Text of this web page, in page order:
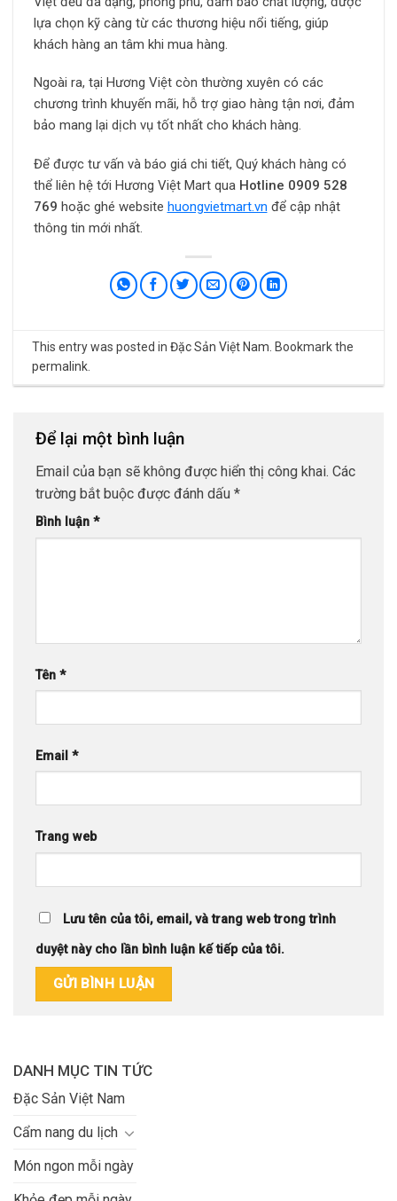
lựa chọn kỹ càng từ các thương hiệu nổi tiếng, giúp
khách hàng an tâm khi mua hàng.
Ngoài ra, tại Hương Việt còn thường xuyên có các
chương trình khuyến mãi, hỗ trợ giao hàng tận nơi, đảm
bảo mang lại dịch vụ tốt nhất cho khách hàng.
Để được tư vấn và báo giá chi tiết, Quý khách hàng có
thể liên hệ tới Hương Việt Mart qua Hotline 0909 528
769 hoặc ghé website huongvietmart.vn để cập nhật
thông tin mới nhất.
This entry was posted in Đặc Sản Việt Nam. Bookmark the
permalink.
Để lại một bình luận
Email của bạn sẽ không được hiển thị công khai. Các
trường bắt buộc được đánh dấu *
Bình luận *
Tên *
Email *
Trang web
Lưu tên của tôi, email, và trang web trong trình
duyệt này cho lần bình luận kế tiếp của tôi.
DANH MỤC TIN TỨC
Đặc Sản Việt Nam
Cẩm nang du lịch
Món ngon mỗi ngày